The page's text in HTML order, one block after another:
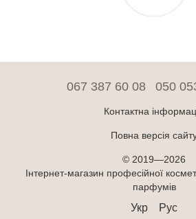
067 387 60 08 050
Контактна
Повна версія
© 2019—2026
Інтернет-магазин професійної
парфумів
Укр Рус